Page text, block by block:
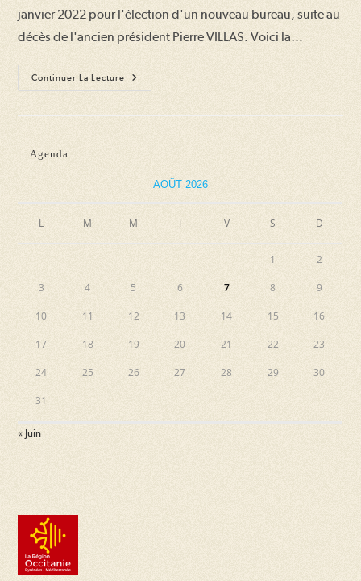
janvier 2022 pour l'élection d'un nouveau bureau, suite au
décès de l'ancien président Pierre VILLAS. Voici la…
Continuer La Lecture
Assemblée
Générale
Agenda
AOÛT 2026
L M M J V S D
1 2
3 4 5 6 7 8 9
10 11 12 13 14 15 16
17 18 19 20 21 22 23
24 25 26 27 28 29 30
31
« Juin